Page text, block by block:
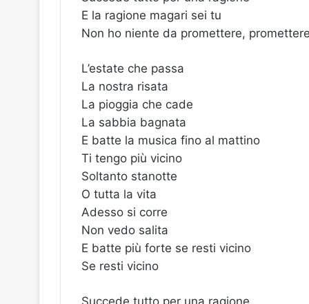
E la ragione magari sei tu
Non ho niente da promettere,
L’estate che passa
La nostra risata
La pioggia che cade
La sabbia bagnata
E batte la musica fino al mattino
Ti tengo più vicino
Soltanto stanotte
O tutta la vita
Adesso si corre
Non vedo salita
E batte più forte se resti vicino
Se resti vicino
Succede tutto per una ragione